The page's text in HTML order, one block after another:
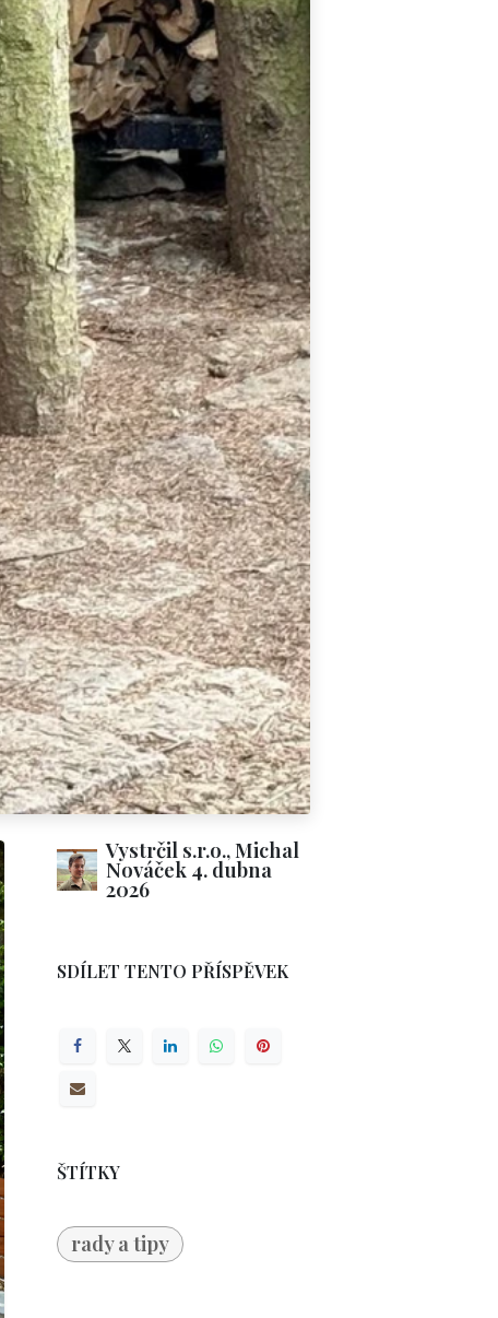
Vystrčil s.r.o., Michal
Nováček 4. dubna
2026
SDÍLET TENTO PŘÍSPĚVEK
ŠTÍTKY
rady a tipy